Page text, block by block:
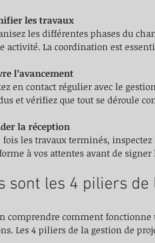
les travaux
les différentes phases du
activité. La coordination est
l’avancement
en contact régulier avec le
et vérifiez que tout se déroule
la réception
fois les travaux terminés,
à vos attentes avant de signer
sont les 4 piliers
comprendre comment
Les 4 piliers de la gestion de